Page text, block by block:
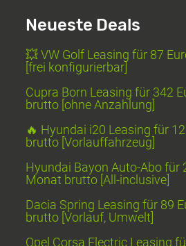
Neueste Deals
💥 VW Golf Leasing für 87
[frei konfigurierbar]
Cupra Born Leasing für 342
brutto [ohne Anzahlung]
🔥 Hyundai i20 Leasing für
brutto [Vorlauffahrzeug]
Hyundai Bayon Auto-Abo für
Monat brutto [All-inclusive]
Dacia Spring Leasing für 89
brutto [Vorlauf, Umwelt]
Opel Corsa Electric Leasing